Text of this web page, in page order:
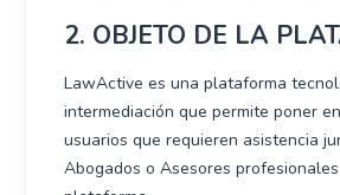
2. OBJETO DE LA
LawActive es una plataforma
intermediación que permite poner
usuarios que requieren asistencia
Abogados o Asesores